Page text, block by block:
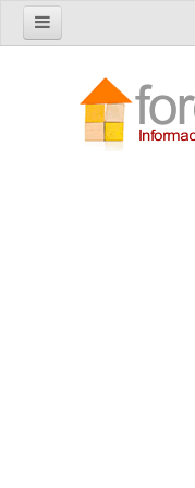
Nuevo tema